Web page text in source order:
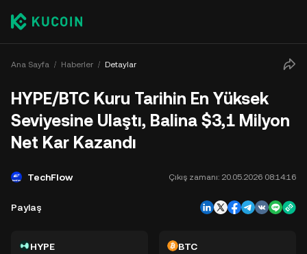
Ana Sayfa Haberler Detaylar
HYPE/BTC Kuru Tarihin En Yüksek
Seviyesine Ulaştı, Balina $3,1 Milyon
Net Kar Kazandı
TechFlow Çıkış zamanı: 20.05.2026 08:14:16
Paylaş
HYPE BTC